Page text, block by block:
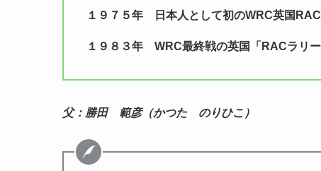
１９７５年 日本人として初のWRC英国
１９８３年 WRC最終戦の英国「RACラリ
父：勝田 範彦（かつた のりひこ）